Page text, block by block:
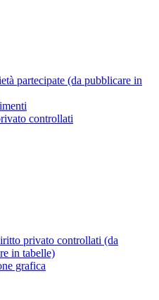
partecipate (da pubblicare in
controllati
privato controllati (da
in tabelle)
grafica